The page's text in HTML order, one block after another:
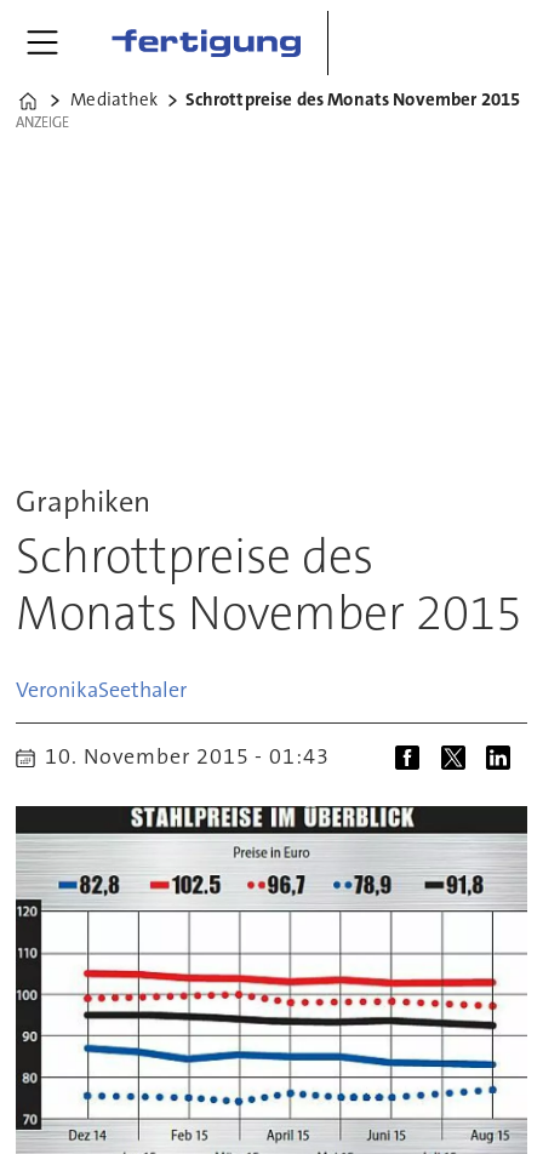
Home
Mediathek Schrottpreise des Monats November 2015
ANZEIGE
ANZEIGE
Graphiken
Schrottpreise des
Monats November 2015
VeronikaSeethaler
10. November 2015 - 01:43